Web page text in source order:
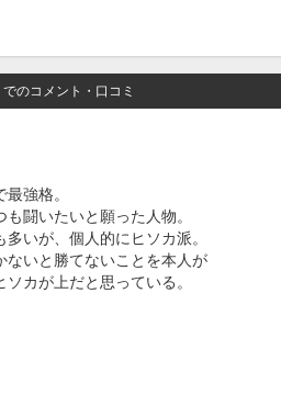
でのコメント・口コミ
強格。
闘いたいと願った人物。
いが、個人的にヒソカ派。
ないと勝てないことを本人が
カが上だと思っている。